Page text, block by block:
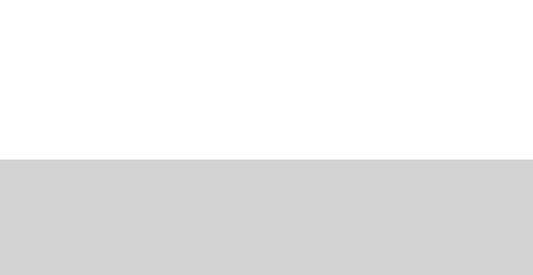
de tela